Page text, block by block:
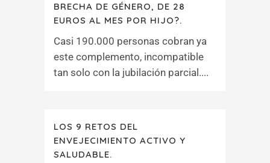
BRECHA DE GÉNERO, DE 28
EUROS AL MES POR HIJO?.
Casi 190.000 personas cobran ya
este complemento, incompatible
tan solo con la jubilación parcial....
LOS 9 RETOS DEL
ENVEJECIMIENTO ACTIVO Y
SALUDABLE.